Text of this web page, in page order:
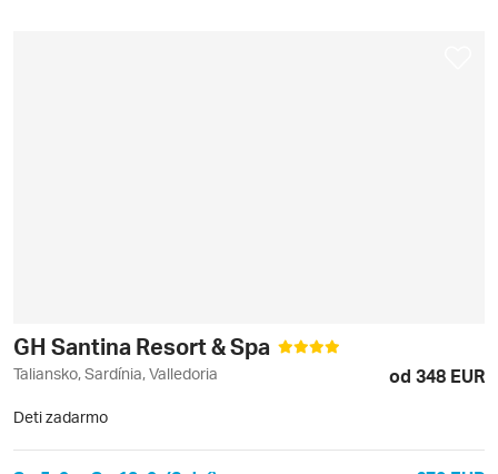
GH Santina Resort & Spa
Taliansko, Sardínia, Valledoria od 348 EUR
Deti zadarmo